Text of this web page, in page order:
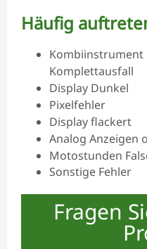
Häufig
Kombiinstrument
Komplettausfall
Display Dunkel
Pixelfehler
Display flackert
Analog Anzeigen
Motostunden
Sonstige Fehler
Fragen